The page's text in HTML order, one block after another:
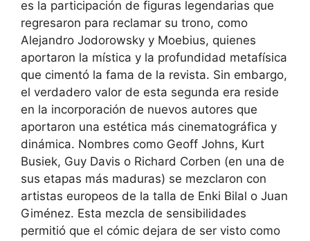
es la participación de figuras legendarias que
regresaron para reclamar su trono, como
Alejandro Jodorowsky y Moebius, quienes
aportaron la mística y la profundidad metafísica
que cimentó la fama de la revista. Sin embargo,
el verdadero valor de esta segunda era reside
en la incorporación de nuevos autores que
aportaron una estética más cinematográfica y
dinámica. Nombres como Geoff Johns, Kurt
Busiek, Guy Davis o Richard Corben (en una de
sus etapas más maduras) se mezclaron con
artistas europeos de la talla de Enki Bilal o Juan
Giménez. Esta mezcla de sensibilidades
permitió que el cómic dejara de ser visto como